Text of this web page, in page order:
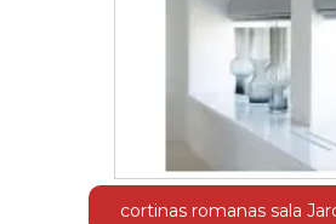
cortinas romanas sala